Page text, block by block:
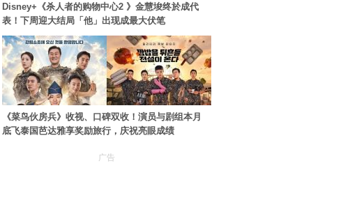
Disney+《杀人者的购物中心2 》金慧埈终於成代
表！下周迎大结局「他」出现成最大伏笔
《菜鸟伙房兵》收视、口碑双收！演员与剧组本月
底飞泰国芭达雅享奖励旅行，庆祝亮眼成绩
广告